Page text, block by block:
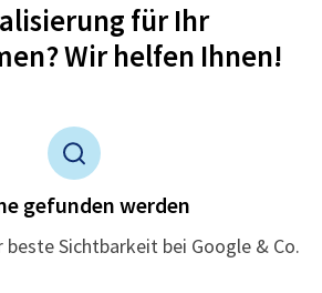
für Ihr
Wir helfen Ihnen!
gefunden werden
Sichtbarkeit bei Google & Co.